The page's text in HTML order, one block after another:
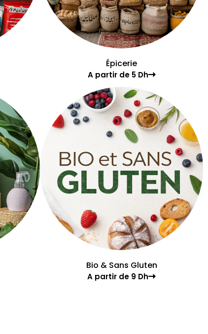
Épicerie
A partir de 5 Dh
Bio & Sans Gluten
A partir de 9 Dh